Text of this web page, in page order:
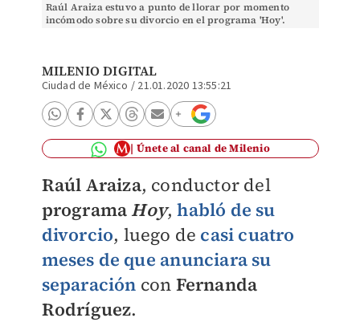
Raúl Araiza estuvo a punto de llorar por momento
incómodo sobre su divorcio en el programa 'Hoy'.
MILENIO DIGITAL
Ciudad de México / 21.01.2020 13:55:21
Únete al canal de Milenio
Raúl Araiza, conductor del
programa Hoy,habló de su
divorcio, luego de casi cuatro
meses de que anunciara su
separación con Fernanda
Rodríguez.